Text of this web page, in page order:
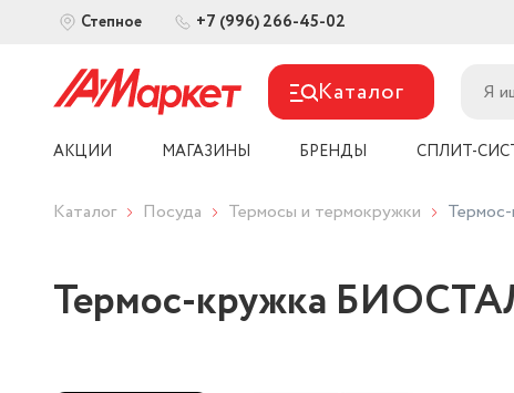
Степное +7 (996) 266-45-02
Каталог
АКЦИИ МАГАЗИНЫ БРЕНДЫ СПЛИТ-
Каталог Посуда Термосы и термокружки
Термос-кружка